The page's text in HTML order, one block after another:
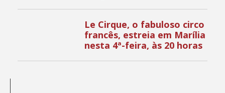
Le Cirque, o fabuloso circo
francês, estreia em Marília
nesta 4ª-feira, às 20 horas